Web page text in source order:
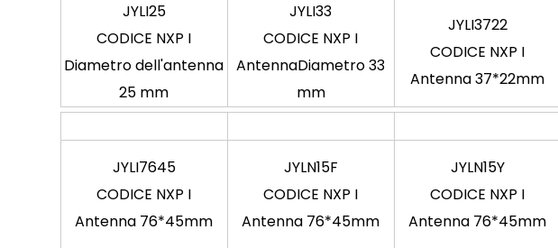
JYLI25
CODICE NXP I
Diametro dell'antenna
25 mm
JYLI33
CODICE NXP I
AntennaDiametro 33
mm
JYLI3722
CODICE NXP I
Antenna 37*22mm
JYLI7645
CODICE NXP I
Antenna 76*45mm
JYLN15F
CODICE NXP I
Antenna 76*45mm
JYLN15Y
CODICE NXP I
Antenna 76*45mm